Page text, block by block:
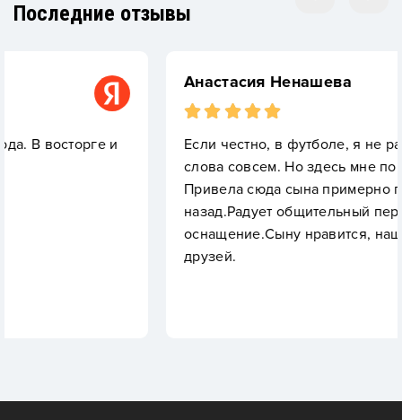
Последние отзывы
и
Анастасия Ненашева
Если честно, в футболе, я не разбираюсь от
слова совсем. Но здесь мне понравилось.
Привела сюда сына примерно полгода
назад.Радует общительный персонал и
оснащение.Сыну нравится, нашел здесь